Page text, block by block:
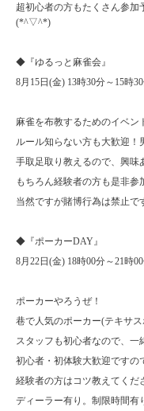
超初心者の方もたくさん参
(*^▽^*)
◆『ゆるっと麻雀会』
8月15日(金) 13時30分～15時
麻雀を布教するためのイベン
ルール知らない方も大歓迎！
手取足取り教えるので、興味
もちろん経験者の方も是非参
当然ですが賭博行為は禁止
◆『ポーカーDAY』
8月22日(金) 18時00分～21時
ポーカーやろうぜ！
巷で人気のポーカー(テキサ
スタッフも初心者なので、一
初心者・初体験大歓迎ですの
経験者の方はコツ教えてくだ
ディーラー有り。制限時間有